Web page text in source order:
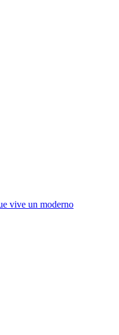
vive un moderno